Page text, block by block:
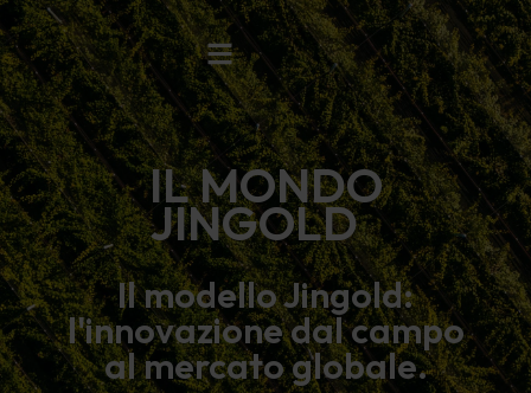
al
contenuto
IL MONDO
JINGOLD
Il modello Jingold:
l'innovazione dal campo
al mercato globale.